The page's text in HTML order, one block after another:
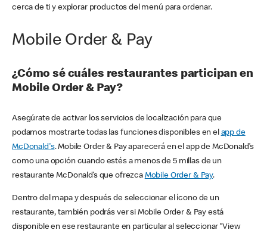
cerca de ti y explorar productos del menú para ordenar.
Mobile Order & Pay
¿Cómo sé cuáles restaurantes participan en
Mobile Order & Pay?
Asegúrate de activar los servicios de localización para que
podamos mostrarte todas las funciones disponibles en el app de
McDonald's. Mobile Order & Pay aparecerá en el app de McDonald’s
como una opción cuando estés a menos de 5 millas de un
restaurante McDonald’s que ofrezca Mobile Order & Pay.
Dentro del mapa y después de seleccionar el ícono de un
restaurante, también podrás ver si Mobile Order & Pay está
disponible en ese restaurante en particular al seleccionar “View